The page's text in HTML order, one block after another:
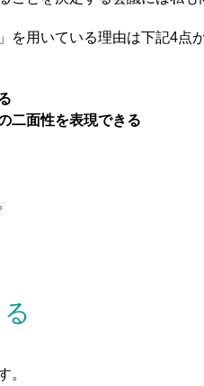
を用いている理由は下記4点が
二面性を表現できる
。